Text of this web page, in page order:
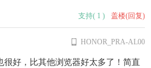
支持( 1 ) 盖楼(回复)
好，比其他浏览器好太多了！简直
HONOR_PRA-AL00